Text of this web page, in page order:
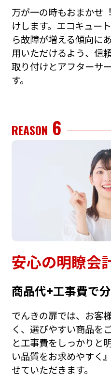
万が⼀の時もおまかせ
けします。エコキュー
ら故障が増える傾向に
⽤いただけるよう、信
取り付けとアフターサ
す。
REASON 6
安⼼の明瞭会
商品代+⼯事費で
でんきの扉では、お客
く、選びやすい商品を
と⼯事費をしっかりと
い品質をお求めやすく
せていただきます。